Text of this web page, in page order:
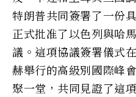
特朗普共同簽署了一份
正式批准了以色列與哈
議。這項協議簽署儀式
赫舉行的高級別國際峰
聚一堂，共同見證了這